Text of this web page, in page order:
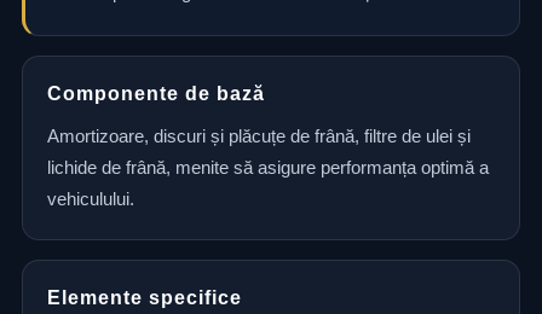
Componente de bază
Amortizoare, discuri și plăcuțe de frână, filtre de ulei și
lichide de frână, menite să asigure performanța optimă a
vehiculului.
Elemente specifice